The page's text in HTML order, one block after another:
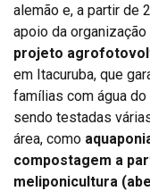
alemão e, a partir de
apoio da organização
projeto
em Itacuruba, que
famílias com água
sendo testadas
área, como
compostagem a
meliponicultura